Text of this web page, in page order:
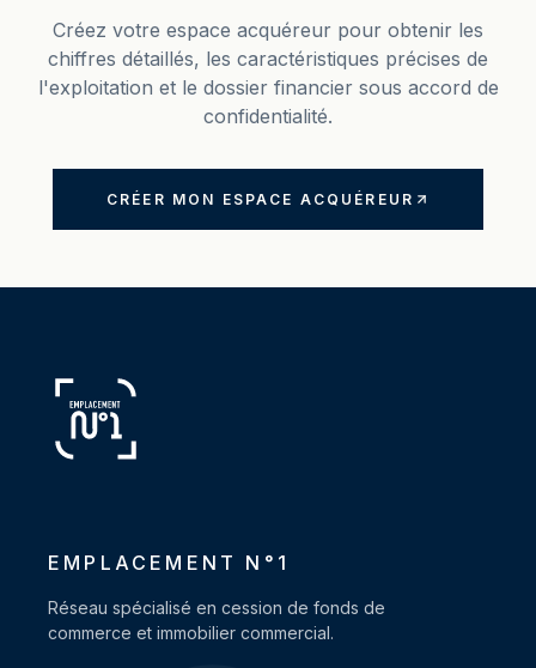
Créez votre espace acquéreur pour obtenir les
chiffres détaillés, les caractéristiques précises de
l'exploitation et le dossier financier sous accord de
confidentialité.
CRÉER MON ESPACE ACQUÉREUR
EMPLACEMENT N°1
Réseau spécialisé en cession de fonds de
commerce et immobilier commercial.